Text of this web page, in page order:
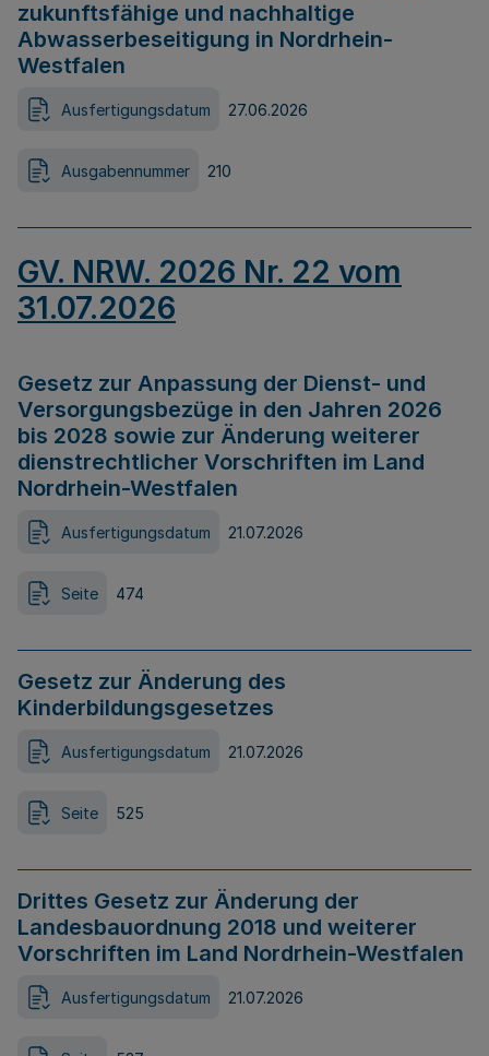
zukunftsfähige und nachhaltige
Abwasserbeseitigung in Nordrhein-
Westfalen
Ausfertigungsdatum 27.06.2026
Ausgabennummer 210
GV. NRW. 2026 Nr. 22 vom
31.07.2026
Gesetz zur Anpassung der Dienst- und
Versorgungsbezüge in den Jahren 2026
bis 2028 sowie zur Änderung weiterer
dienstrechtlicher Vorschriften im Land
Nordrhein-Westfalen
Ausfertigungsdatum 21.07.2026
Seite 474
Gesetz zur Änderung des
Kinderbildungsgesetzes
Ausfertigungsdatum 21.07.2026
Seite 525
Drittes Gesetz zur Änderung der
Landesbauordnung 2018 und weiterer
Vorschriften im Land Nordrhein-Westfalen
Ausfertigungsdatum 21.07.2026